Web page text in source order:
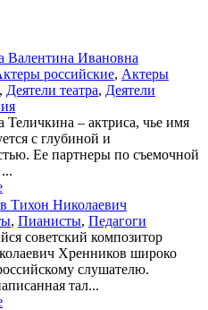
Валентина Ивановна
российские, Актеры
, Деятели театра, Деятели
Теличкина – актриса, чье имя
с глубиной и
Ее партнеры по съемочной
Тихон Николаевич
, Пианисты, Педагоги
советский композитор
Хренников широко
слушателю.
тал...